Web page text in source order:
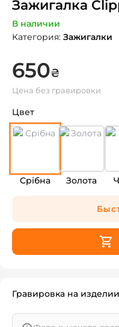
Зажигалка
В наличии
Категория: Зажигалки
650₴
Цена без гравировки
Цвет
Срібна Золота
Гравировка на изделии